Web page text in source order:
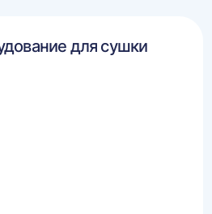
для сушки